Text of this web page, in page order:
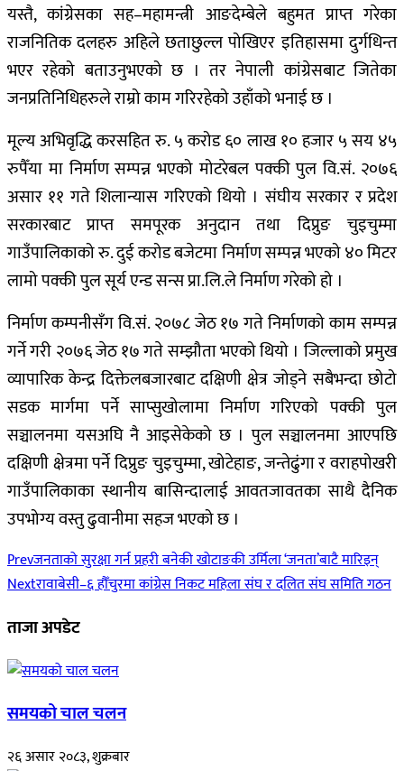
यस्तै, कांग्रेसका सह–महामन्त्री आङदेम्बेले बहुमत प्राप्त गरेका
राजनितिक दलहरु अहिले छताछुल्ल पोखिएर इतिहासमा दुर्गधिन्त
भएर रहेको बताउनुभएको छ । तर नेपाली कांग्रेसबाट जितेका
जनप्रतिनिधिहरुले राम्रो काम गरिरहेको उहाँको भनाई छ ।
मूल्य अभिवृद्धि करसहित रु. ५ करोड ६० लाख १० हजार ५ सय ४५
रुपैँया मा निर्माण सम्पन्न भएको मोटरेबल पक्की पुल वि.सं. २०७६
असार ११ गते शिलान्यास गरिएको थियो । संघीय सरकार र प्रदेश
सरकारबाट प्राप्त समपूरक अनुदान तथा दिप्रुङ चुइचुम्मा
गाउँपालिकाको रु. दुई करोड बजेटमा निर्माण सम्पन्न भएको ४० मिटर
लामो पक्की पुल सूर्य एन्ड सन्स प्रा.लि.ले निर्माण गरेको हो ।
निर्माण कम्पनीसँग वि.सं. २०७८ जेठ १७ गते निर्माणको काम सम्पन्न
गर्ने गरी २०७६ जेठ १७ गते सम्झौता भएको थियो । जिल्लाको प्रमुख
व्यापारिक केन्द्र दिक्तेलबजारबाट दक्षिणी क्षेत्र जोड्ने सबैभन्दा छोटो
सडक मार्गमा पर्ने साप्सुखोलामा निर्माण गरिएको पक्की पुल
सञ्चालनमा यसअघि नै आइसेकेको छ । पुल सञ्चालनमा आएपछि
दक्षिणी क्षेत्रमा पर्ने दिप्रुङ चुइचुम्मा, खोटेहाङ, जन्तेढुंगा र वराहपोखरी
गाउँपालिकाका स्थानीय बासिन्दालाई आवतजावतका साथै दैनिक
उपभोग्य वस्तु ढुवानीमा सहज भएको छ ।
Prevजनताको सुरक्षा गर्न प्रहरी बनेकी खोटाङकी उर्मिला ‘जनता’बाटै मारिइन्
Nextरावाबेसी–६ हौँचुरमा कांग्रेस निकट महिला संघ र दलित संघ समिति गठन
ताजा अपडेट
समयको चाल चलन
२६ असार २०८३, शुक्रबार